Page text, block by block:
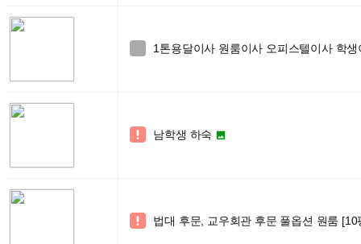
1톤용달이사 원룸이사 오피스텔이사 학
 남학생 하숙 
 법대 후문, 교우회관 후문 풀옵션 원룸